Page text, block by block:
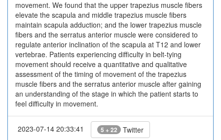
movement. We found that the upper trapezius muscle fibers
elevate the scapula and middle trapezius muscle fibers
maintain scapula adduction; and the lower trapezius muscle
fibers and the serratus anterior muscle were considered to
regulate anterior inclination of the scapula at T12 and lower
vertebrae. Patients experiencing difficulty in belt-tying
movement should receive a quantitative and qualitative
assessment of the timing of movement of the trapezius
muscle fibers and the serratus anterior muscle after gaining
an understanding of the stage in which the patient starts to
feel difficulty in movement.
2023-07-14 20:33:41 5 + 22 Twitter